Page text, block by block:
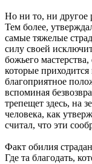
Но ни то, ни другое
Тем более,
самые тяжелые
силу своей
божьего
которые
благоприятное
вспоминая
трепещет здесь, на
человека, как
считал, что эти
Факт обилия
Где та благодать,